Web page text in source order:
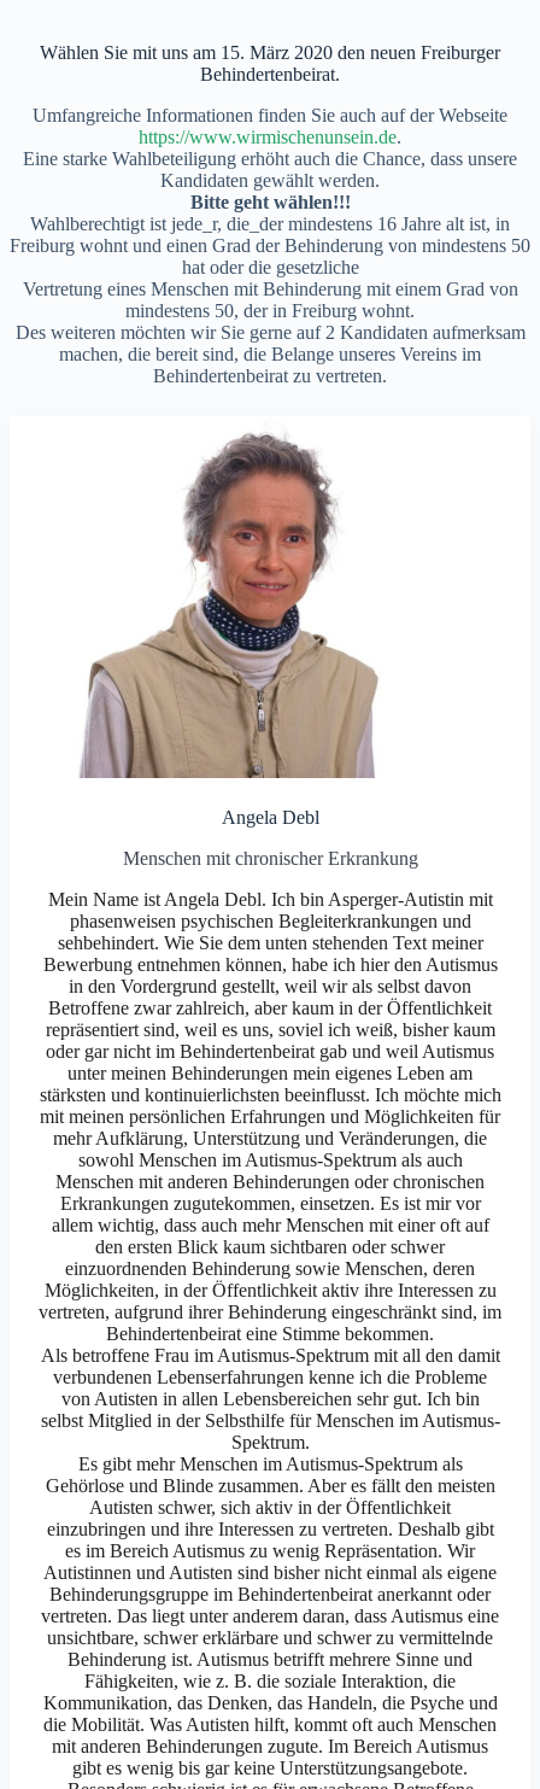
Wählen Sie mit uns am 15. März 2020 den neuen Freiburger
Behindertenbeirat.
Umfangreiche Informationen finden Sie auch auf der Webseite
https://www.wirmischenunsein.de.
Eine starke Wahlbeteiligung erhöht auch die Chance, dass unsere
Kandidaten gewählt werden.
Bitte geht wählen!!!
Wahlberechtigt ist jede_r, die_der mindestens 16 Jahre alt ist, in
Freiburg wohnt und einen Grad der Behinderung von mindestens 50
hat oder die gesetzliche
Vertretung eines Menschen mit Behinderung mit einem Grad von
mindestens 50, der in Freiburg wohnt.
Des weiteren möchten wir Sie gerne auf 2 Kandidaten aufmerksam
machen, die bereit sind, die Belange unseres Vereins im
Behindertenbeirat zu vertreten.
Angela Debl
Menschen mit chronischer Erkrankung
Mein Name ist Angela Debl. Ich bin Asperger-Autistin mit
phasenweisen psychischen Begleiterkrankungen und
sehbehindert. Wie Sie dem unten stehenden Text meiner
Bewerbung entnehmen können, habe ich hier den Autismus
in den Vordergrund gestellt, weil wir als selbst davon
Betroffene zwar zahlreich, aber kaum in der Öffentlichkeit
repräsentiert sind, weil es uns, soviel ich weiß, bisher kaum
oder gar nicht im Behindertenbeirat gab und weil Autismus
unter meinen Behinderungen mein eigenes Leben am
stärksten und kontinuierlichsten beeinflusst. Ich möchte mich
mit meinen persönlichen Erfahrungen und Möglichkeiten für
mehr Aufklärung, Unterstützung und Veränderungen, die
sowohl Menschen im Autismus-Spektrum als auch
Menschen mit anderen Behinderungen oder chronischen
Erkrankungen zugutekommen, einsetzen. Es ist mir vor
allem wichtig, dass auch mehr Menschen mit einer oft auf
den ersten Blick kaum sichtbaren oder schwer
einzuordnenden Behinderung sowie Menschen, deren
Möglichkeiten, in der Öffentlichkeit aktiv ihre Interessen zu
vertreten, aufgrund ihrer Behinderung eingeschränkt sind, im
Behindertenbeirat eine Stimme bekommen.
Als betroffene Frau im Autismus-Spektrum mit all den damit
verbundenen Lebenserfahrungen kenne ich die Probleme
von Autisten in allen Lebensbereichen sehr gut. Ich bin
selbst Mitglied in der Selbsthilfe für Menschen im Autismus-
Spektrum.
Es gibt mehr Menschen im Autismus-Spektrum als
Gehörlose und Blinde zusammen. Aber es fällt den meisten
Autisten schwer, sich aktiv in der Öffentlichkeit
einzubringen und ihre Interessen zu vertreten. Deshalb gibt
es im Bereich Autismus zu wenig Repräsentation. Wir
Autistinnen und Autisten sind bisher nicht einmal als eigene
Behinderungsgruppe im Behindertenbeirat anerkannt oder
vertreten. Das liegt unter anderem daran, dass Autismus eine
unsichtbare, schwer erklärbare und schwer zu vermittelnde
Behinderung ist. Autismus betrifft mehrere Sinne und
Fähigkeiten, wie z. B. die soziale Interaktion, die
Kommunikation, das Denken, das Handeln, die Psyche und
die Mobilität. Was Autisten hilft, kommt oft auch Menschen
mit anderen Behinderungen zugute. Im Bereich Autismus
gibt es wenig bis gar keine Unterstützungsangebote.